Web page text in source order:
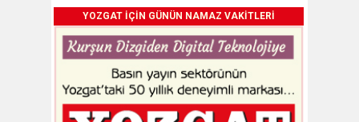
YOZGAT İÇİN GÜNÜN NAMAZ VAKİTLERİ